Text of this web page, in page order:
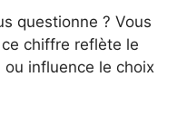
questionne ? Vous
chiffre reflète le
influence le choix